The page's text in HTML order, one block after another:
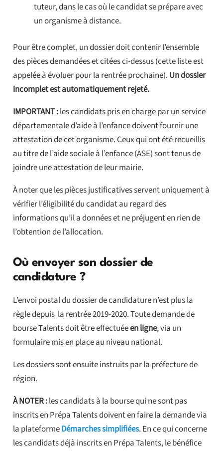
tuteur, dans le cas où le candidat se prépare avec
un organisme à distance.
Pour être complet, un dossier doit contenir l’ensemble
des pièces demandées et citées ci-dessus (cette liste est
appelée à évoluer pour la rentrée prochaine). Un dossier
incomplet est automatiquement rejeté.
IMPORTANT :les candidats pris en charge par un service
départementale d’aide à l’enfance doivent fournir une
attestation de cet organisme. Ceux qui ont été recueillis
au titre de l’aide sociale à l’enfance (ASE) sont tenus de
joindre une attestation de leur mairie.
À noter que les pièces justificatives servent uniquement à
vérifier l’éligibilité du candidat au regard des
informations qu’il a données et ne préjugent en rien de
l’obtention de l’allocation.
Où envoyer son dossier de
candidature ?
L’envoi postal du dossier de candidature n’est plus la
règle depuis la rentrée 2019-2020. Toute demande de
bourse Talents doit être effectuéeen ligne, via un
formulaire mis en place au niveau national.
Les dossiers sont ensuite instruits par la préfecture de
région.
À NOTER :les candidats à la bourse qui ne sont pas
inscrits en Prépa Talents doivent en faire la demande via
la plateformeDémarches simplifiées. En ce qui concerne
les candidats déjà inscrits en Prépa Talents, le bénéfice